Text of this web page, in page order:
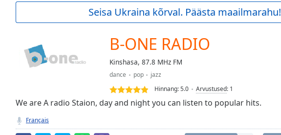
Current
Loaded:
Seek to
currently
behind
LIVE
Seisa Ukraina kõrval. Päästa maailmarahu!
B-ONE RADIO
Kinshasa, 87.8 MHz FM
dance pop
jazz
Hinnang:5.0 Arvustused: 1
We are A radio Staion, day and night you can listen to popular hits.
Français